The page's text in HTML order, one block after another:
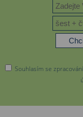
Souhlasím se